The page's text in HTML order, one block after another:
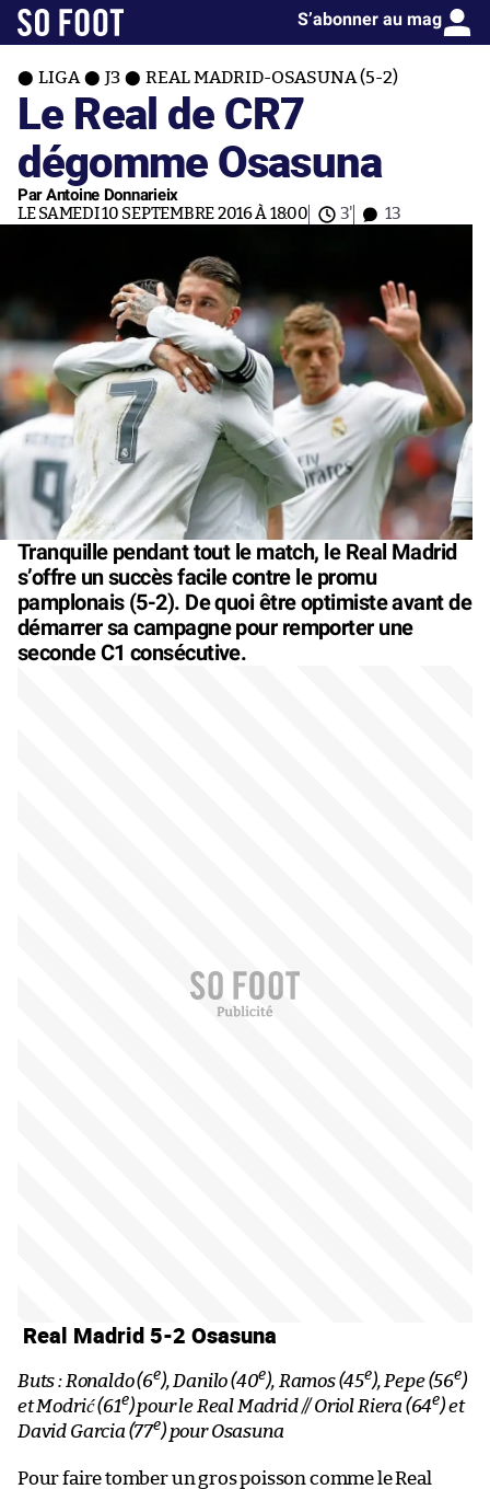
S’abonner au mag
LIGA J3 REAL MADRID-OSASUNA (5-2)
Le Real de CR7
dégomme Osasuna
Par Antoine Donnarieix
LE SAMEDI 10 SEPTEMBRE 2016 À 18:00 3' 13
Tranquille pendant tout le match, le Real Madrid
s’offre un succès facile contre le promu
pamplonais (5-2). De quoi être optimiste avant de
démarrer sa campagne pour remporter une
seconde C1 consécutive.
Real Madrid 5-2 Osasuna
Buts : Ronaldo (6e), Danilo (40e), Ramos (45e), Pepe (56e)
et Modrić (61e) pour le Real Madrid // Oriol Riera (64e) et
David Garcia (77e) pour Osasuna
Pour faire tomber un gros poisson comme le Real